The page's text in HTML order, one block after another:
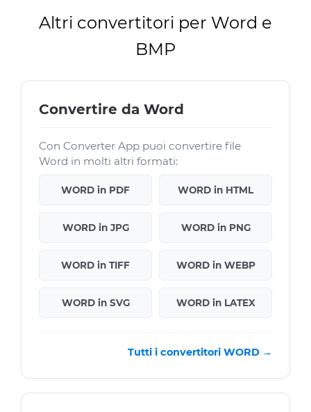
Altri convertitori per Word e
BMP
Convertire da Word
Con Converter App puoi convertire file
Word in molti altri formati:
WORD in PDF WORD in HTML
WORD in JPG WORD in PNG
WORD in TIFF WORD in WEBP
WORD in SVG WORD in LATEX
Tutti i convertitori WORD →